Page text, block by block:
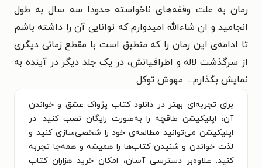
رمان به علت وقفه‌های نا‌خواسته حدودا سه سال به طول
انجامید و ان شاء‌الله امیدوارم که توانایی آن را داشته باشم
تا ادامه‌ی این رمان را که منطبق است با مقطع زمانی دیگری
از سرگذشت لاله و اطرافیانش، در یک جلد دیگر در آینده به
نمایش بگذارم.... مهوش توکل
برای تجربه‌ای بهتر در دانلود کتاب پژواک عشق و خواندن
آن، اپلیکیشن طاقچه را به‌صورت رایگان نصب کنید. در
اپلیکیشن می‌توانید مطالعه‌ی خود را شخصی‌سازی کنید و
لذت خواندن و شنیدن کتاب‌ها را همیشه و همه‌جا تجربه
کنید. علاوه‌بر دسترسی آسان، امکان خرید هزاران کتاب